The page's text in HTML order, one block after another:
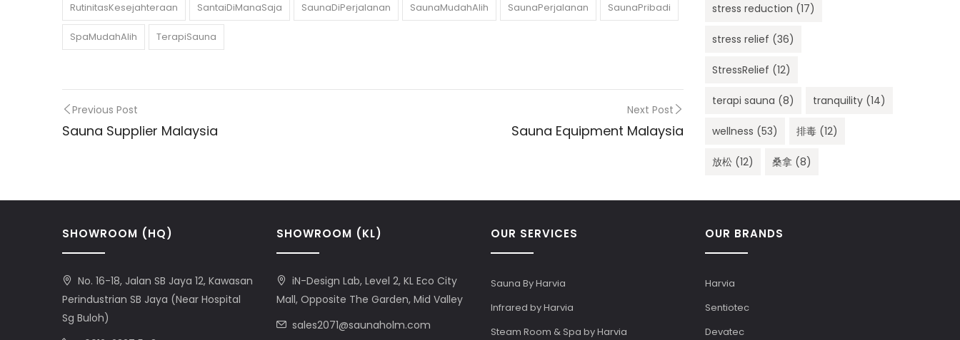
RutinitasKesejahteraan SantaiDiManaSaja SaunaDiPerjalanan SaunaMudahAlih SaunaPerjalanan SaunaPribadi
SpaMudahAlih TerapiSauna
Previous Post
Sauna Supplier Malaysia
Next Post
Sauna Equipment Malaysia
stress reduction (17)
stress relief (36)
StressRelief (12)
terapi sauna (8) tranquility (14)
wellness (53) 排毒 (12)
放松 (12) 桑拿 (8)
SHOWROOM (HQ)
No. 16-18, Jalan SB Jaya 12, Kawasan
Perindustrian SB Jaya (Near Hospital
Sg Buloh)
SHOWROOM (KL)
iN-Design Lab, Level 2, KL Eco City
Mall, Opposite The Garden, Mid Valley
sales2071@saunaholm.com
OUR SERVICES
Sauna By Harvia
Infrared by Harvia
Steam Room & Spa by Harvia
OUR BRANDS
Harvia
Sentiotec
Devatec